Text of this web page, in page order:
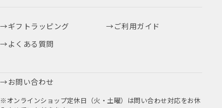
ギフトラッピング
ご利用ガイド
よくある質問
お問い合わせ
※オンラインショップ定休日（火・土曜）は問い合わせ対応をお休